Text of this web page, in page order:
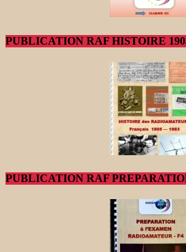
PUBLICATION RAF HISTOIRE
PUBLICATION RAF